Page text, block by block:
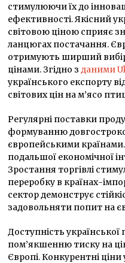
стимулюючи їх до
ефективності. Якісний
світовою ціною сприяє
ланцюгах постачання.
отримують ширший
цінами. Згідно зданими
українського експорту
світових цін на м’ясо
Регулярні поставки
формуванню
європейськими
подальшої економічної
Зростання торгівлі
переробку в країнах-
сектор демонструє
задовольняти попит на
Доступність української
пом’якшенню тиску на
Європі. Конкурентні ціни